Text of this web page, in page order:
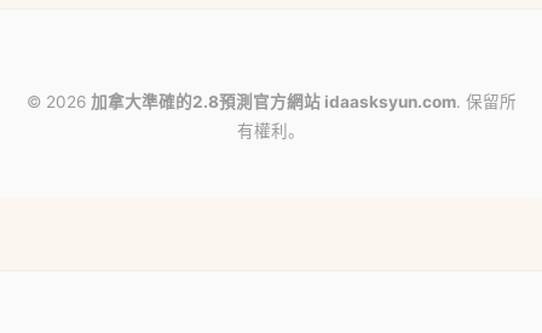
© 2026 加拿大準確的2.8預測官方網站 idaasksyun.com. 保留所
有權利。